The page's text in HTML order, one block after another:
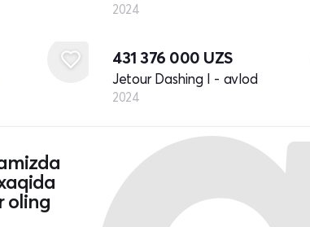
2024
431 376 000 UZS
Jetour Dashing I - avlod
2024
oling